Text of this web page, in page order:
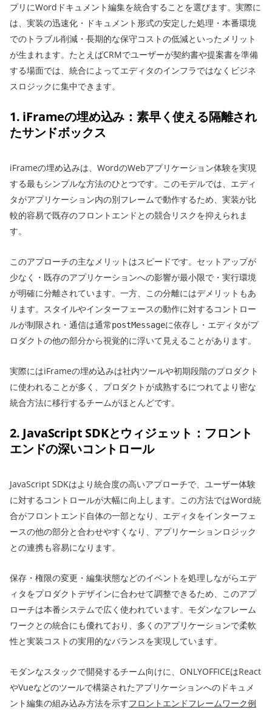
プリにWordドキュメント編集を統合することを選びます。実際に
は、実装の迅速化・ドキュメント形式の安定した処理・本番環境
でのトラブル削減・長期的な保守コストの低減といったメリット
が生まれます。たとえばCRMでユーザーが契約書や提案書を準備
する場面では、統合によってエディタのインフラではなくビジネ
スロジックに集中できます。
1. iFrameの埋め込み：素早く使える隔離され
たサンドボックス
iFrameの埋め込みは、WordのWebアプリケーション体験を実現
する最もシンプルな方法のひとつです。このモデルでは、エディ
タがアプリケーション内の別フレームで動作するため、実装が比
較的容易で既存のフロントエンドとの競合リスクを抑えられま
す。
このアプローチの主なメリットはスピードです。セットアップが
少なく・既存のアプリケーションへの影響が最小限で・実行環境
が明確に分離されています。一方、この分離にはデメリットもあ
ります。スタイルやインターフェースの動作に対するコントロー
ルが制限され・通信は通常postMessageに依存し・エディタがプ
ロダクトの他の部分から視覚的に浮いて見えることがあります。
実際にはiFrameの埋め込みは社内ツールや初期段階のプロダクト
に使われることが多く、プロダクトが成熟するにつれてより密な
統合方法に移行するチームがほとんどです。
2. JavaScript SDKとウィジェット：フロント
エンドの深いコントロール
JavaScript SDKはより統合度の高いアプローチで、ユーザー体験
に対するコントロールが大幅に向上します。この方法ではWord統
合がフロントエンド自体の一部となり、エディタをインターフェ
ースの他の部分と合わせやすくなり、アプリケーションロジック
との連携も容易になります。
保存・権限の変更・編集状態などのイベントを処理しながらエデ
ィタをプロダクトデザインに合わせて調整できるため、このアプ
ローチは本番システムで広く使われています。モダンなフレーム
ワークとの統合にも優れており、多くのアプリケーションで柔軟
性と実装コストの実用的なバランスを実現しています。
モダンなスタックで開発するチーム向けに、ONLYOFFICEはReact
やVueなどのツールで構築されたアプリケーションへのドキュメ
ント編集の組み込み方法を示すフロントエンドフレームワーク例